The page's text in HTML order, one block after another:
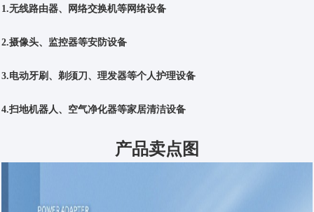
1.无线路由器、网络交换机等网络设备
2.摄像头、监控器等安防设备
3.电动牙刷、剃须刀、理发器等个人护理设备
4.扫地机器人、空气净化器等家居清洁设备
产品卖点图